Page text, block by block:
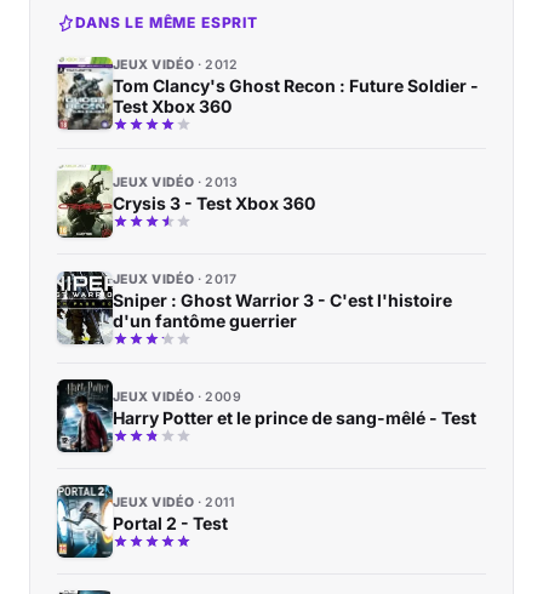
DANS LE MÊME ESPRIT
JEUX VIDÉO 2012
Tom Clancy's Ghost Recon : Future Soldier -
Test Xbox 360
JEUX VIDÉO 2013
Crysis 3 - Test Xbox 360
JEUX VIDÉO 2017
Sniper : Ghost Warrior 3 - C'est l'histoire
d'un fantôme guerrier
JEUX VIDÉO 2009
Harry Potter et le prince de sang-mêlé - Test
JEUX VIDÉO 2011
Portal 2 - Test